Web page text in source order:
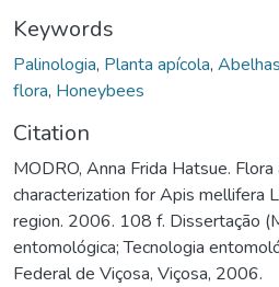
Keywords
Palinologia, Planta apícola, Abelhas
flora, Honeybees
Citation
MODRO, Anna Frida Hatsue.
characterization for Apis mellifera
region. 2006. 108 f. Dissertação
entomológica; Tecnologia
Federal de Viçosa, Viçosa, 2006.